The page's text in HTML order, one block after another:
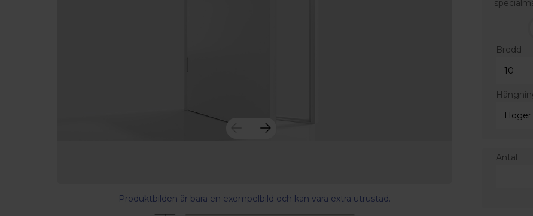
Produktbilden är bara en exempelbild och kan vara extra utrustad.
Bredd
Antal